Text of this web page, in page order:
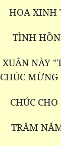
HOA XINH
TÌNH
XUÂN NÀY
CHÚC
CHÚC
TRĂM